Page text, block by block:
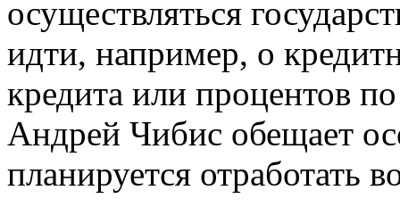
осуществляться
идти, например, о
кредита или процентов
Андрей Чибис обещает
планируется отработать